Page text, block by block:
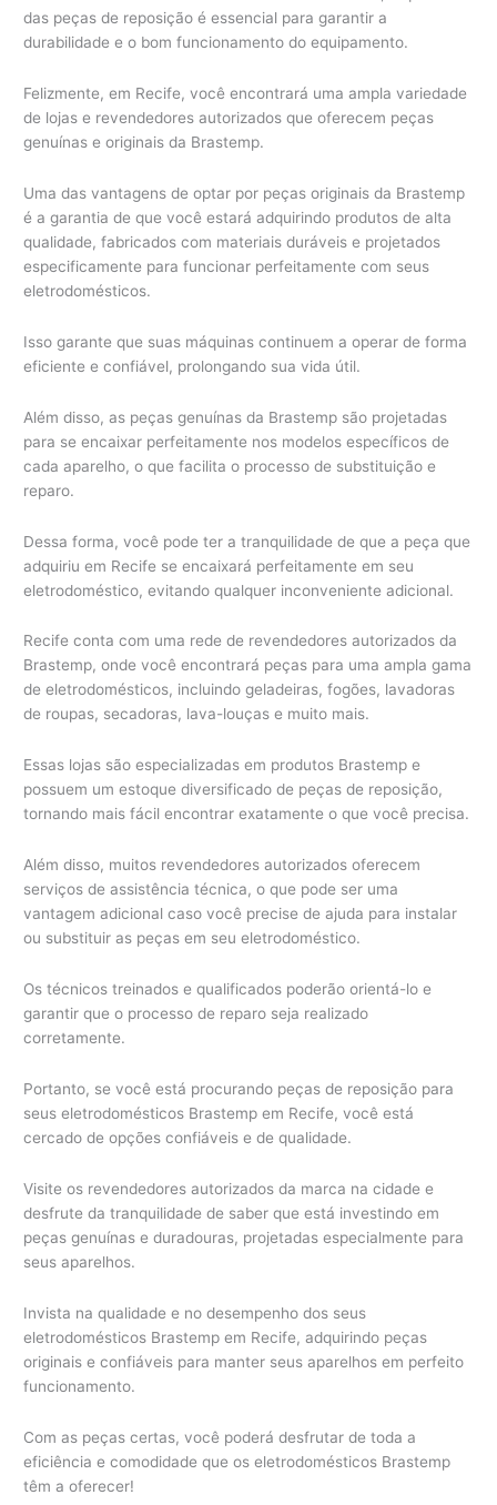
das peças de reposição é essencial para garantir a
durabilidade e o bom funcionamento do equipamento.
Felizmente, em Recife, você encontrará uma ampla variedade
de lojas e revendedores autorizados que oferecem peças
genuínas e originais da Brastemp.
Uma das vantagens de optar por peças originais da Brastemp
é a garantia de que você estará adquirindo produtos de alta
qualidade, fabricados com materiais duráveis e projetados
especificamente para funcionar perfeitamente com seus
eletrodomésticos.
Isso garante que suas máquinas continuem a operar de forma
eficiente e confiável, prolongando sua vida útil.
Além disso, as peças genuínas da Brastemp são projetadas
para se encaixar perfeitamente nos modelos específicos de
cada aparelho, o que facilita o processo de substituição e
reparo.
Dessa forma, você pode ter a tranquilidade de que a peça que
adquiriu em Recife se encaixará perfeitamente em seu
eletrodoméstico, evitando qualquer inconveniente adicional.
Recife conta com uma rede de revendedores autorizados da
Brastemp, onde você encontrará peças para uma ampla gama
de eletrodomésticos, incluindo geladeiras, fogões, lavadoras
de roupas, secadoras, lava-louças e muito mais.
Essas lojas são especializadas em produtos Brastemp e
possuem um estoque diversificado de peças de reposição,
tornando mais fácil encontrar exatamente o que você precisa.
Além disso, muitos revendedores autorizados oferecem
serviços de assistência técnica, o que pode ser uma
vantagem adicional caso você precise de ajuda para instalar
ou substituir as peças em seu eletrodoméstico.
Os técnicos treinados e qualificados poderão orientá-lo e
garantir que o processo de reparo seja realizado
corretamente.
Portanto, se você está procurando peças de reposição para
seus eletrodomésticos Brastemp em Recife, você está
cercado de opções confiáveis e de qualidade.
Visite os revendedores autorizados da marca na cidade e
desfrute da tranquilidade de saber que está investindo em
peças genuínas e duradouras, projetadas especialmente para
seus aparelhos.
Invista na qualidade e no desempenho dos seus
eletrodomésticos Brastemp em Recife, adquirindo peças
originais e confiáveis para manter seus aparelhos em perfeito
funcionamento.
Com as peças certas, você poderá desfrutar de toda a
eficiência e comodidade que os eletrodomésticos Brastemp
têm a oferecer!